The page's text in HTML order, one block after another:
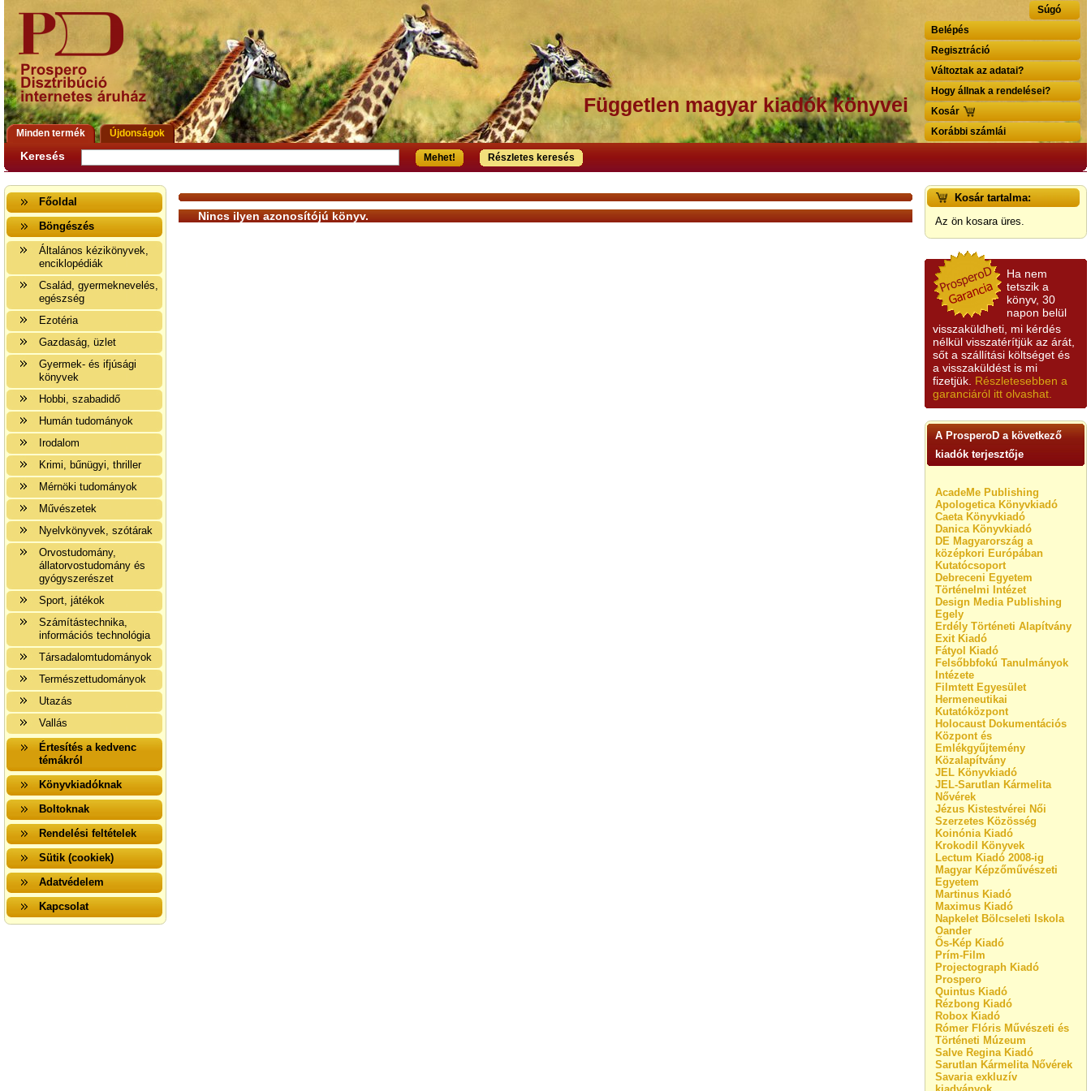
Súgó
Belépés
Regisztráció
Változtak az adatai?
Hogy állnak a rendelései?
Kosár
Korábbi számlái
Független magyar kiadók könyvei
Minden termék Újdonságok
Keresés Mehet! Részletes keresés
Főoldal
Böngészés
Általános kézikönyvek,
enciklopédiák
Család, gyermeknevelés,
egészség
Ezotéria
Gazdaság, üzlet
Gyermek- és ifjúsági
könyvek
Hobbi, szabadidő
Humán tudományok
Irodalom
Krimi, bűnügyi, thriller
Mérnöki tudományok
Művészetek
Nyelvkönyvek, szótárak
Orvostudomány,
állatorvostudomány és
gyógyszerészet
Sport, játékok
Számítástechnika,
információs technológia
Társadalomtudományok
Természettudományok
Utazás
Vallás
Értesítés a kedvenc
témákról
Könyvkiadóknak
Boltoknak
Rendelési feltételek
Sütik (cookiek)
Adatvédelem
Kapcsolat
Kosár tartalma:
Az ön kosara üres.
Ha nem
tetszik a
könyv, 30
napon belül
visszaküldheti, mi kérdés
nélkül visszatérítjük az árát,
sőt a szállítási költséget és
a visszaküldést is mi
fizetjük. Részletesebben a
garanciáról itt olvashat.
A ProsperoD a következő
kiadók terjesztője
AcadeMe Publishing
Apologetica Könyvkiadó
Caeta Könyvkiadó
Danica Könyvkiadó
DE Magyarország a
középkori Európában
Kutatócsoport
Debreceni Egyetem
Történelmi Intézet
Design Media Publishing
Egely
Erdély Történeti Alapítvány
Exit Kiadó
Fátyol Kiadó
Felsőbbfokú Tanulmányok
Intézete
Filmtett Egyesület
Hermeneutikai
Kutatóközpont
Holocaust Dokumentációs
Központ és
Emlékgyűjtemény
Közalapítvány
JEL Könyvkiadó
JEL-Sarutlan Kármelita
Nővérek
Jézus Kistestvérei Női
Szerzetes Közösség
Koinónia Kiadó
Krokodil Könyvek
Lectum Kiadó 2008-ig
Magyar Képzőművészeti
Egyetem
Martinus Kiadó
Maximus Kiadó
Napkelet Bölcseleti Iskola
Oander
Ős-Kép Kiadó
Prím-Film
Projectograph Kiadó
Prospero
Quintus Kiadó
Rézbong Kiadó
Robox Kiadó
Rómer Flóris Művészeti és
Történeti Múzeum
Salve Regina Kiadó
Sarutlan Kármelita Nővérek
Savaria exkluzív
Nincs ilyen azonosítójú könyv.